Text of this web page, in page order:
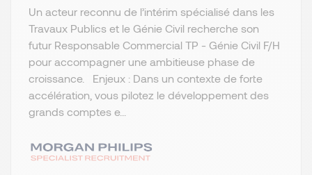
Un acteur reconnu de l’intérim spécialisé dans les
Travaux Publics et le Génie Civil recherche son
futur Responsable Commercial TP - Génie Civil F/H
pour accompagner une ambitieuse phase de
croissance. Enjeux : Dans un contexte de forte
accélération, vous pilotez le développement des
grands comptes e...